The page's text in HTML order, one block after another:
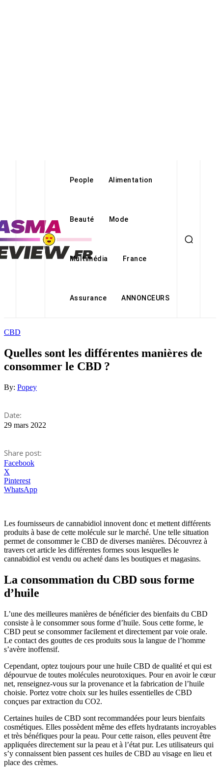
People Alimentation
Beauté Mode
Multimédia France
Assurance ANNONCEURS
CBD
Quelles sont les différentes manières de
consommer le CBD ?
By: Popey
Date:
29 mars 2022
Share post:
Facebook
X
Pinterest
WhatsApp
Les fournisseurs de cannabidiol innovent donc et mettent différents
produits à base de cette molécule sur le marché. Une telle situation
permet de consommer le CBD de diverses manières. Découvrez à
travers cet article les différentes formes sous lesquelles le
cannabidiol est vendu ou acheté dans les boutiques et magasins.
La consommation du CBD sous forme
d’huile
L’une des meilleures manières de bénéficier des bienfaits du CBD
consiste à le consommer sous forme d’huile. Sous cette forme, le
CBD peut se consommer facilement et directement par voie orale.
Le contact des gouttes de ces produits sous la langue de l’homme
s’avère inoffensif.
Cependant, optez toujours pour une huile CBD de qualité et qui est
dépourvue de toutes molécules neurotoxiques. Pour en avoir le cœur
net, renseignez-vous sur la provenance et la fabrication de l’huile
choisie. Portez votre choix sur les huiles essentielles de CBD
conçues par extraction du CO2.
Certaines huiles de CBD sont recommandées pour leurs bienfaits
cosmétiques. Elles possèdent même des effets hydratants incroyables
et très bénéfiques pour la peau. Pour cette raison, elles peuvent être
appliquées directement sur la peau et à l’état pur. Les utilisateurs qui
s’y connaissent bien passent ces huiles de CBD au visage en lieu et
place des crèmes.